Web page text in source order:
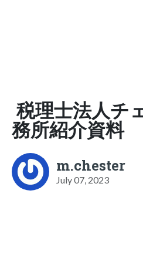
税理士法人チ
務所紹介資料
m.chester
July 07, 2023